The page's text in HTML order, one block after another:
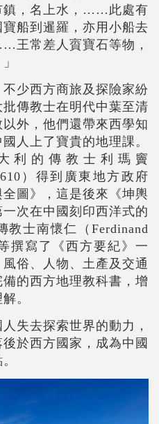
鎮，名上水，……此處有
船到暹羅，亦用小船去
王常差人賨寶石等物，
少西方商旅及探險家紛
傳教士在明代中葉至清
外，他們還帶來西學知
人上了寶貴的地理課。
利的傳教士利瑪竇
）得到廣東地方政府
圖》，這是後來《坤輿
次在中國刻印西洋式的
教士南懷仁（Ferdinand
撰寫了《西方要紀》一
俗、人物、土產及交通
的西方地理教科書，增
。
失去探索世界的動力，
於西方國家，成為中國